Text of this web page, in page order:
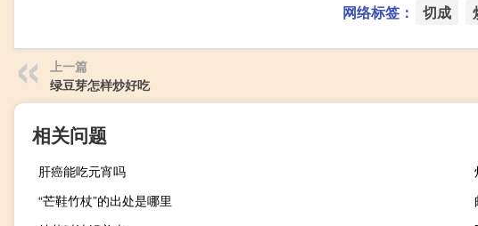
网络标签： 切成
上一篇
绿豆芽怎样炒好吃
相关问题
肝癌能吃元宵吗
“芒鞋竹杖”的出处是哪里